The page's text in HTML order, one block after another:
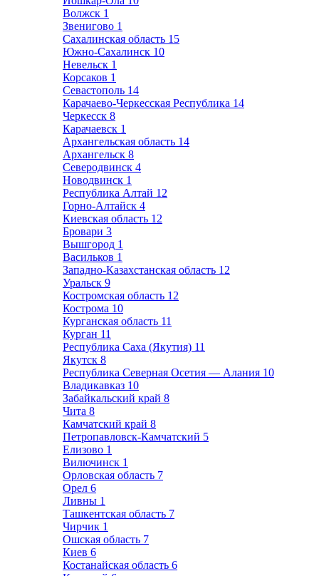
Волжск 1
Звенигово 1
Сахалинская область 15
Южно-Сахалинск 10
Невельск 1
Корсаков 1
Севастополь 14
Карачаево-Черкесская Республика 14
Черкесск 8
Карачаевск 1
Архангельская область 14
Архангельск 8
Северодвинск 4
Новодвинск 1
Республика Алтай 12
Горно-Алтайск 4
Киевская область 12
Бровари 3
Вышгород 1
Васильков 1
Западно-Казахстанская область 12
Уральск 9
Костромская область 12
Кострома 10
Курганская область 11
Курган 11
Республика Саха (Якутия) 11
Якутск 8
Республика Северная Осетия — Алания 10
Владикавказ 10
Забайкальский край 8
Чита 8
Камчатский край 8
Петропавловск-Камчатский 5
Елизово 1
Вилючинск 1
Орловская область 7
Орел 6
Ливны 1
Ташкентская область 7
Чирчик 1
Ошская область 7
Киев 6
Костанайская область 6